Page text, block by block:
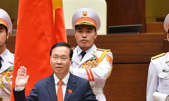
Tây (EWEC) - Đà Nẵng 2024
Hội đàm giữa
Ban Chấp hành Đảng bộ tỉnh Hà Tĩnh công bố
kỳ 2025-2030
Quy định về áp dụng, sử dụng
nền kinh tế thị trường
Sở Thông tin và Truyền
chuyển đổi số
Nhiều cơ hội thu hút đầu tư,
Coi công tác phụ nữ và bình đẳng giới là
tịch UBND tỉnh ban hành Công điện về việc chủ
nhờ ứng dụng mạnh mẽ chuyển đổi số
i-
lộ trình cung ứng xăng E10 trên toàn quốc từ 01/
thôn tiêu biểu khu vực phía Bắc năm 2022
Thương Hà Tĩnh: Chương trình “Tết sum vầy – Xuân